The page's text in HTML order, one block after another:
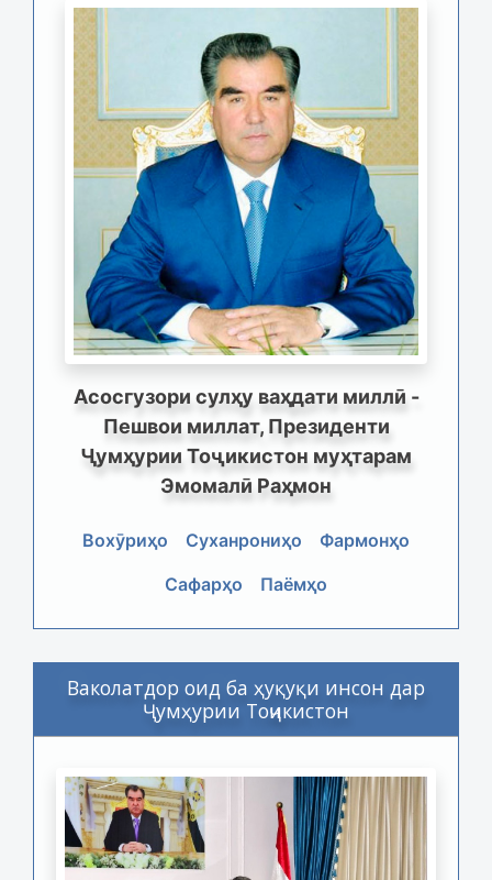
Асосгузори сулҳу ваҳдати миллӣ -
Пешвои миллат, Президенти
Ҷумҳурии Тоҷикистон муҳтарам
Эмомалӣ Раҳмон
Вохӯриҳо Суханрониҳо
Фармонҳо
Сафарҳо
Паёмҳо
Ваколатдор оид ба ҳуқуқи инсон дар
Ҷумҳурии Тоҷикистон